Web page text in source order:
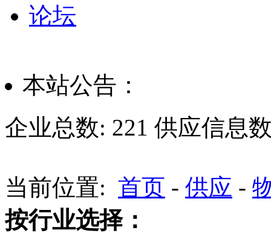
论坛
本站公告：
企业总数: 221 供应信息
当前位置: 首页 - 供应 -
按行业选择：